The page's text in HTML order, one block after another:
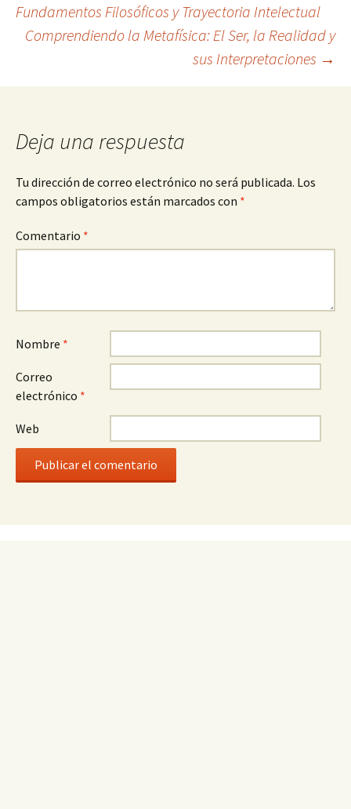
de
entradas
Fundamentos Filosóficos y Trayectoria Intelectual
Comprendiendo la Metafísica: El Ser, la Realidad y
sus Interpretaciones →
Deja una respuesta
Tu dirección de correo electrónico no será publicada. Los
campos obligatorios están marcados con *
Comentario *
Nombre *
Correo
electrónico *
Web